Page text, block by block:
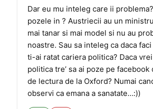
Dar eu mu inteleg care ii
pozele in ? Austriecii au un
mai tanar si mai model si nu au
noastre. Sau sa inteleg ca daca
ti-ai ratat cariera politica? Daca
politica tre’ sa ai poze pe facebook
de lectura de la Oxford? Numai
observi ca emana a sanatate…:))